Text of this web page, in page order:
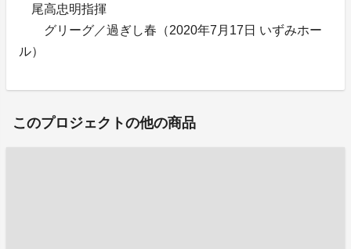
尾高忠明指揮
グリーグ／過ぎし春（2020年7月17日 いずみホー
ル）
このプロジェクトの他の商品